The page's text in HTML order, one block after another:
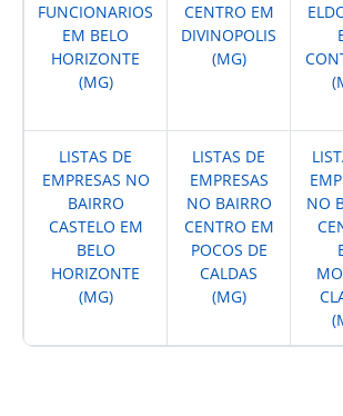
FUNCIONARIOS
EM BELO
HORIZONTE
(MG)
CENTRO EM
DIVINOPOLIS
(MG)
LISTAS DE
EMPRESAS NO
BAIRRO
CASTELO EM
BELO
HORIZONTE
(MG)
LISTAS DE
EMPRESAS
NO BAIRRO
CENTRO EM
POCOS DE
CALDAS
(MG)
NO